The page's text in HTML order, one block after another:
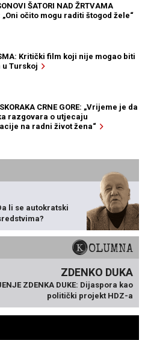
ŠATORI NAD ŽRTVAMA
„Oni očito mogu raditi štogod žele“
Kritički film koji nije mogao biti
Turskoj
CRNE GORE: „Vrijeme je da
razgovara o utjecaju
na radni život žena“
li se autokratski
KOLUMNA
ZDENKO DUKA
ZDENKA DUKE: Dijaspora kao
politički projekt HDZ-a